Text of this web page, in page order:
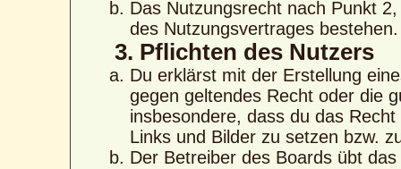
Das Nutzungsrecht nach Punkt
des Nutzungsvertrages bestehen.
3. Pflichten des Nutzers
Du erklärst mit der Erstellung
gegen geltendes Recht oder die
insbesondere, dass du das
Links und Bilder zu setzen bzw.
Der Betreiber des Boards übt